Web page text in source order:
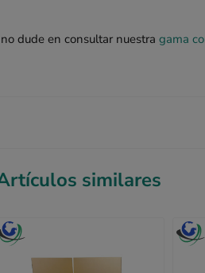
dude en consultar nuestragama
similares